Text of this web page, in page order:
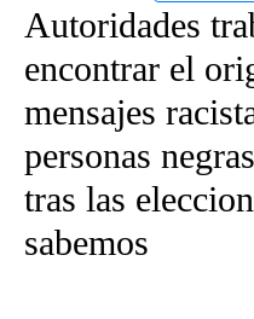
Autoridades
encontrar el
mensajes
personas
tras las
sabemos